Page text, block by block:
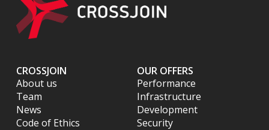
CROSSJOIN
About us
Team
News
Code of Ethics
OUR OFFERS
Performance
Infrastructure
Development
Security